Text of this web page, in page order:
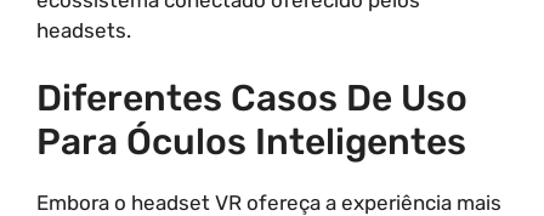
headsets.
Diferentes Casos De Uso
Para Óculos Inteligentes
Embora o headset VR ofereça a experiência mais